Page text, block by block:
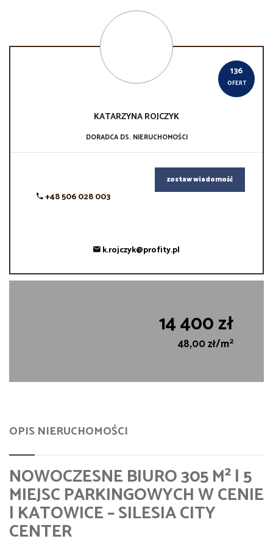
136
OFERT
KATARZYNAROJCZYK
DORADCA DS. NIERUCHOMOŚCI
+48 506 028 003
zostaw wiadomość
k.rojczyk@profity.pl
14 400 zł
48,00 zł/m2
OPIS NIERUCHOMOŚCI
NOWOCZESNE BIURO 305 M² | 5
MIEJSC PARKINGOWYCH W CENIE
| KATOWICE – SILESIA CITY
CENTER